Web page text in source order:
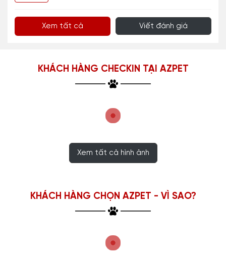
Xem tất cả Viết đánh giá
KHÁCH HÀNG CHECKIN TẠI AZPET
Xem tất cả hình ảnh
KHÁCH HÀNG CHỌN AZPET - VÌ SAO?